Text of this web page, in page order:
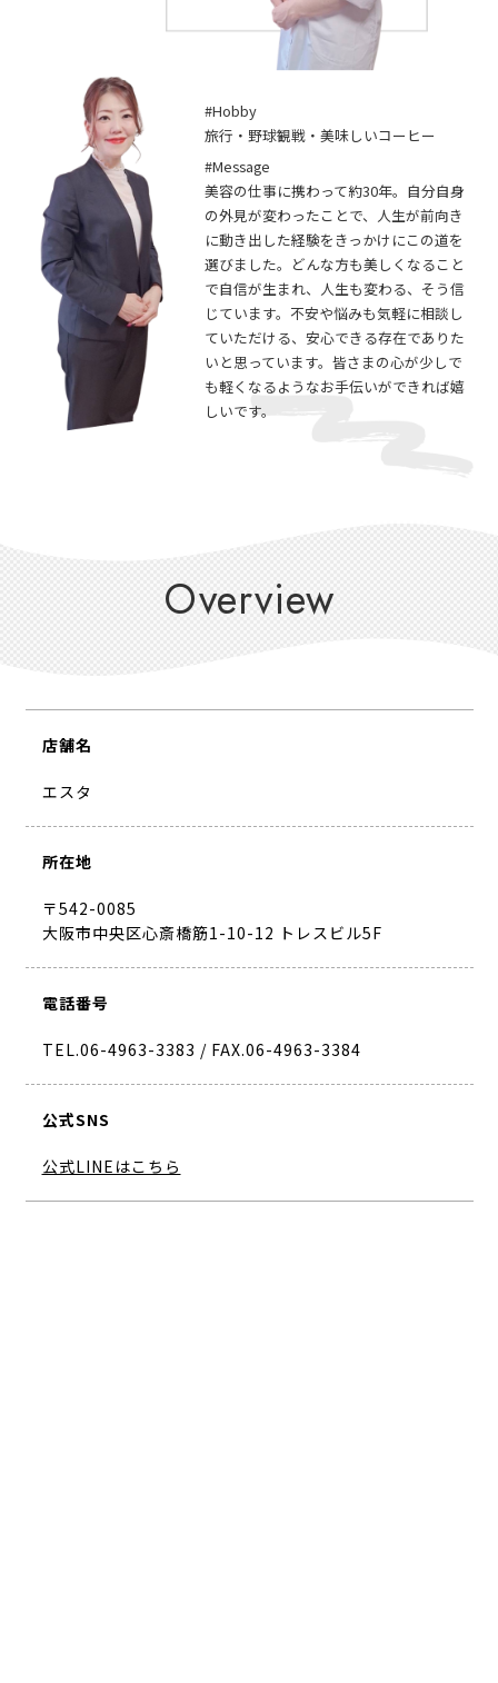
#Hobby
旅行・野球観戦・美味しいコーヒー
#Message
美容の仕事に携わって約30年。自分自身
の外見が変わったことで、人生が前向き
に動き出した経験をきっかけにこの道を
選びました。どんな方も美しくなること
で自信が生まれ、人生も変わる、そう信
じています。不安や悩みも気軽に相談し
ていただける、安心できる存在でありた
いと思っています。皆さまの心が少しで
も軽くなるようなお手伝いができれば嬉
しいです。
Overview
店舗名
エスタ
所在地
〒542-0085
大阪市中央区心斎橋筋1-10-12 トレスビル5F
電話番号
TEL.06-4963-3383 / FAX.06-4963-3384
公式SNS
公式LINEはこちら